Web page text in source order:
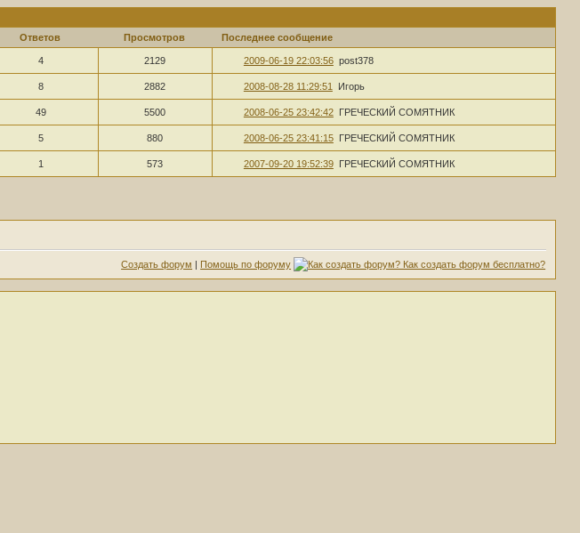
Ответов Просмотров Последнее сообщение
4 2129 2009-06-19 22:03:56 post378
8 2882 2008-08-28 11:29:51 Игорь
49 5500 2008-06-25 23:42:42 ГРЕЧЕСКИЙ СОМЯТНИК
5 880 2008-06-25 23:41:15 ГРЕЧЕСКИЙ СОМЯТНИК
1 573 2007-09-20 19:52:39 ГРЕЧЕСКИЙ СОМЯТНИК
Создать форум | Помощь по форуму